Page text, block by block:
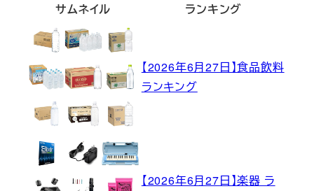
サムネイル ランキング
【2026年6月27日】食品飲料
ランキング
【2026年6月27日】楽器 ラ